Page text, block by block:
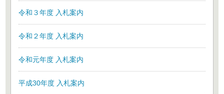
令和３年度 入札案内
令和２年度 入札案内
令和元年度 入札案内
平成30年度 入札案内